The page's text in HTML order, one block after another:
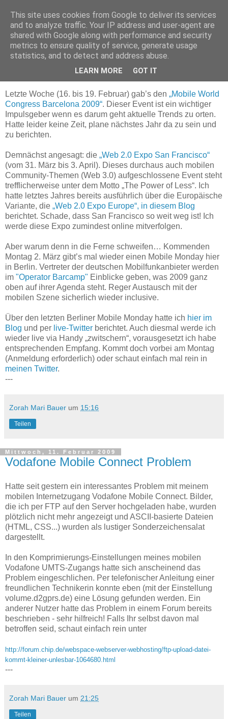
Mittwoch, 25. Februar 2009
mobil, mobil...
Letzte Woche (16. bis 19. Februar) gab’s den „Mobile World
Congress Barcelona 2009“. Dieser Event ist ein wichtiger
Impulsgeber wenn es darum geht aktuelle Trends zu orten.
Hatte leider keine Zeit, plane nächstes Jahr da zu sein und
zu berichten.
Demnächst angesagt: die „Web 2.0 Expo San Francisco“
(vom 31. März bis 3. April). Dieses durchaus auch mobilen
Community-Themen (Web 3.0) aufgeschlossene Event steht
trefflicherweise unter dem Motto „The Power of Less“. Ich
hatte letztes Jahres bereits ausführlich über die Europäische
Variante, die „Web 2.0 Expo Europe“, in diesem Blog
berichtet. Schade, dass San Francisco so weit weg ist! Ich
werde diese Expo zumindest online mitverfolgen.
Aber warum denn in die Ferne schweifen… Kommenden
Montag 2. März gibt’s mal wieder einen Mobile Monday hier
in Berlin. Vertreter der deutschen Mobilfunkanbieter werden
im "Operator Barcamp" Einblicke geben, was 2009 ganz
oben auf ihrer Agenda steht. Reger Austausch mit der
mobilen Szene sicherlich wieder inclusive.
Über den letzten Berliner Mobile Monday hatte ich hier im
Blog und per live-Twitter berichtet. Auch diesmal werde ich
wieder live via Handy „zwitschern“, vorausgesetzt ich habe
entsprechenden Empfang. Kommt doch vorbei am Montag
(Anmeldung erforderlich) oder schaut einfach mal rein in
meinen Twitter.
---
Zorah Mari Bauer um 15:16
Teilen
Mittwoch, 11. Februar 2009
Vodafone Mobile Connect Problem
Hatte seit gestern ein interessantes Problem mit meinem
mobilen Internetzugang Vodafone Mobile Connect. Bilder,
die ich per FTP auf den Server hochgeladen habe, wurden
plötzlich nicht mehr angezeigt und ASCII-basierte Dateien
(HTML, CSS...) wurden als lustiger Sonderzeichensalat
dargestellt.
In den Komprimierungs-Einstellungen meines mobilen
Vodafone UMTS-Zugangs hatte sich anscheinend das
Problem eingeschlichen. Per telefonischer Anleitung einer
freundlichen Technikerin konnte eben (mit der Einstellung
volume.d2gprs.de) eine Lösung gefunden werden. Ein
anderer Nutzer hatte das Problem in einem Forum bereits
beschrieben - sehr hilfreich! Falls Ihr selbst davon mal
betroffen seid, schaut einfach rein unter
http://forum.chip.de/webspace-webserver-webhosting/ftp-upload-datei-
kommt-kleiner-unlesbar-1064680.html
---
Zorah Mari Bauer um 21:25
Teilen
This site uses cookies from Google to deliver its services
and to analyze traffic. Your IP address and user-agent are
shared with Google along with performance and security
metrics to ensure quality of service, generate usage
statistics, and to detect and address abuse.
LEARN MORE GOT IT